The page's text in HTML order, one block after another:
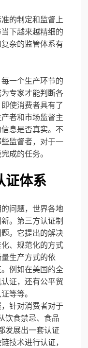
的制定和监督上
下越来越精细的
杂的监管体系有
一个生产环节的
专家才能判断各
使消费者具有了
者和市场监督主
息是否真实。不
监督者，对于一
成的任务。
证体系
问题，世界各地
。第三方认证制
。它提出的解决
、规范化的方式
生产方式的依
例如在美国的全
证，还有公平贸
等等。
针对消费者对于
饮食禁忌、食品
发展出一套认证
技术进行认证，